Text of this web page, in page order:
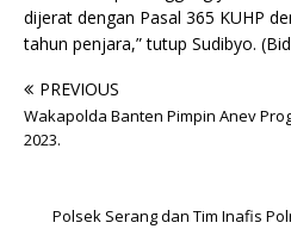
dijerat dengan Pasal 365 KUHP
tahun penjara,” tutup Sudibyo.
PREVIOUS
Wakapolda Banten Pimpin Anev
2023.
Polsek Serang dan Tim Inafis